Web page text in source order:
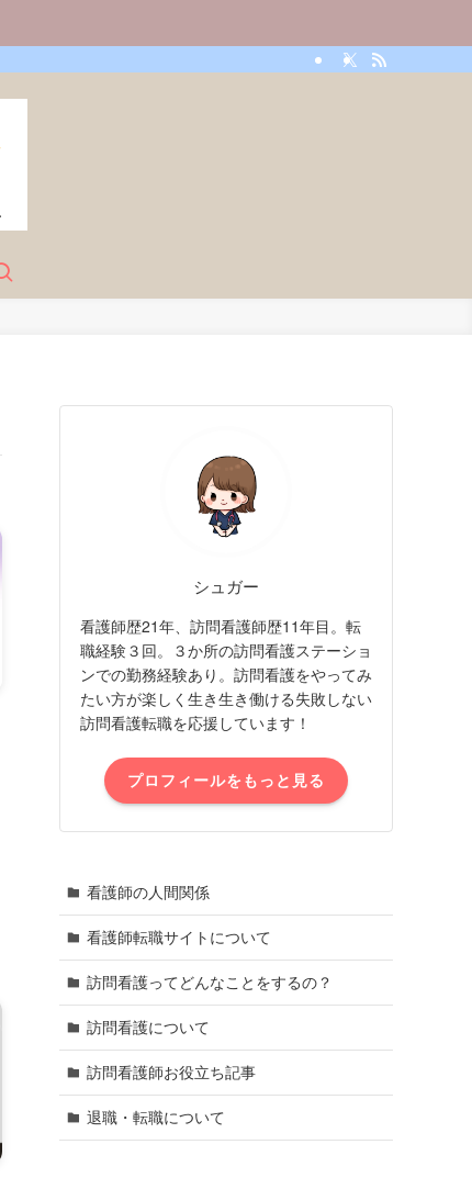
シュガー
看護師歴21年、訪問看護師歴11年目。転
職経験３回。３か所の訪問看護ステーショ
ンでの勤務経験あり。訪問看護をやってみ
たい方が楽しく生き生き働ける失敗しない
訪問看護転職を応援しています！
プロフィールをもっと見る
看護師の人間関係
看護師転職サイトについて
訪問看護ってどんなことをするの？
訪問看護について
訪問看護師お役立ち記事
退職・転職について